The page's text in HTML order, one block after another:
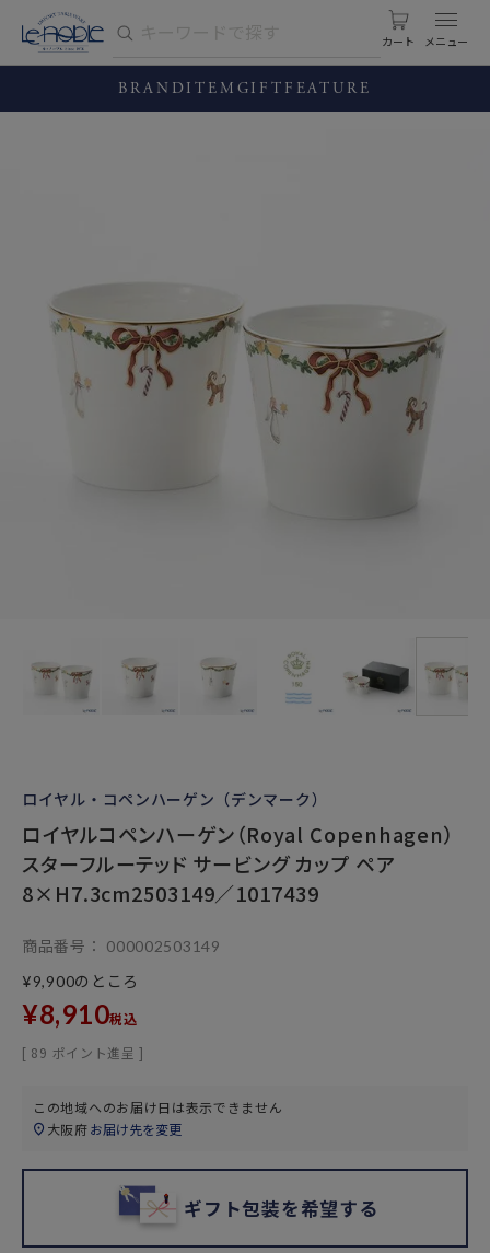
カート
BRANDITEM GIFT FEATURE
ロイヤル・コペンハーゲン（デンマーク）
ロイヤルコペンハーゲン（Royal Copenhagen）
スターフルーテッド サービング カップ ペア
8×H7.3cm2503149／1017439
商品番号
000002503149
¥9,900のところ
¥8,910税込
[ 89 ポイント進呈 ]
この地域へのお届け日は表示できません
大阪府お届け先を変更
ギフト包装を希望する